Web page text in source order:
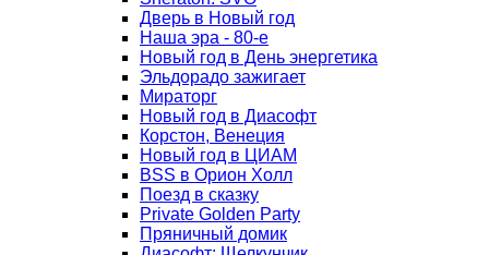
Дверь в Новый год
Наша эра - 80-е
Новый год в День энергетика
Эльдорадо зажигает
Мираторг
Новый год в Диасофт
Корстон, Венеция
Новый год в ЦИАМ
BSS в Орион Холл
Поезд в сказку
Private Golden Party
Пряничный домик